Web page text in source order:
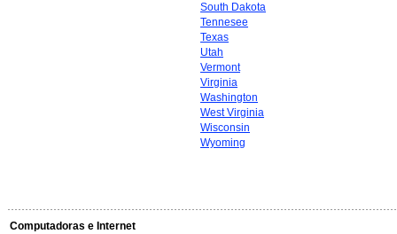
South Dakota
Tennesee
Texas
Utah
Vermont
Virginia
Washington
West Virginia
Wisconsin
Wyoming
Computadoras e Internet